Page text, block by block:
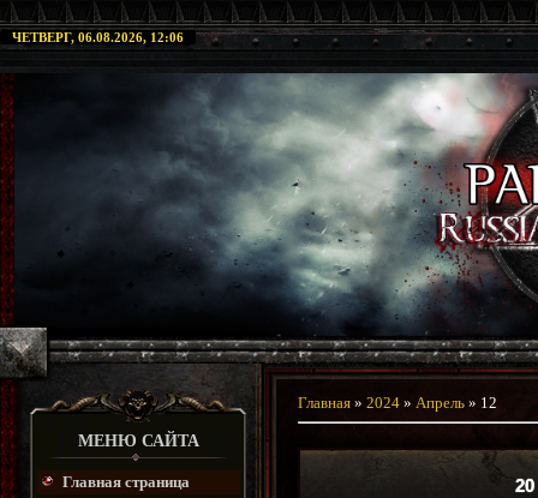
ЧЕТВЕРГ, 06.08.2026, 12:06
МЕНЮ САЙТА
Главная страница
Главная » 2024 » Апрель » 12